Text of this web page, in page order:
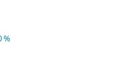
con IVA 21 %
%